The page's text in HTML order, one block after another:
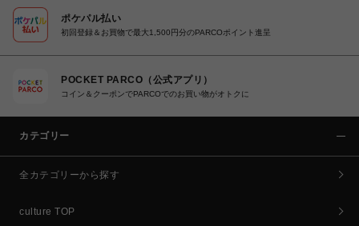
ポケパル払い
初回登録＆お買物で最大1,500円分のPARCOポイント進呈
POCKET PARCO（公式アプリ）
コイン＆クーポンでPARCOでのお買い物がオトクに
カテゴリー
全カテゴリーから探す
culture TOP